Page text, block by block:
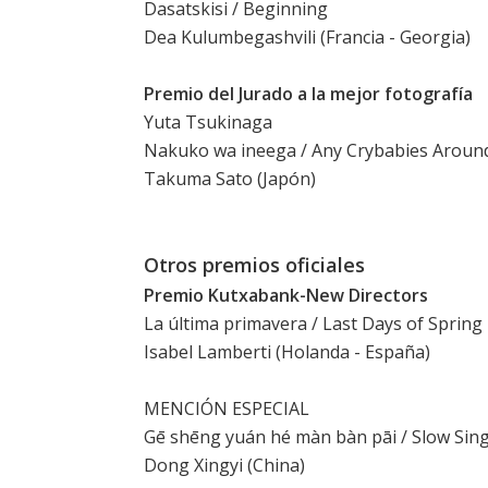
Dasatskisi / Beginning
Dea Kulumbegashvili (Francia - Georgia)
Premio del Jurado a la mejor fotografía
Yuta Tsukinaga
Nakuko wa ineega / Any Crybabies
Takuma Sato (Japón)
Otros premios oficiales
Premio Kutxabank-New Directors
La última primavera / Last Days of Spring
Isabel Lamberti (Holanda - España)
MENCIÓN ESPECIAL
Gē shēng yuán hé màn bàn pāi / Slow
Dong Xingyi (China)